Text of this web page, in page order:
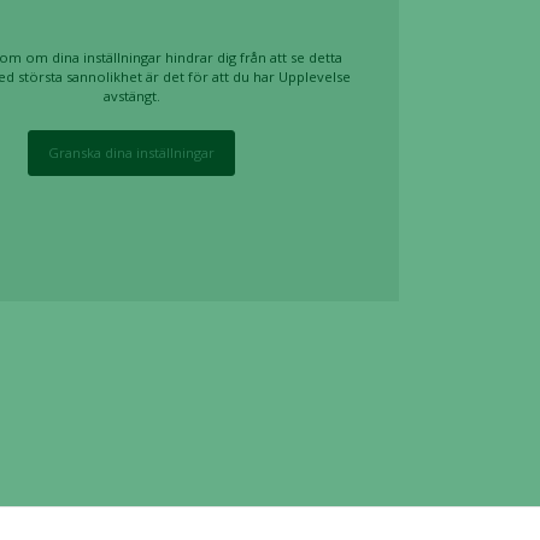
om dina inställningar hindrar dig från att se detta
största sannolikhet är det för att du har Upplevelse
avstängt.
Granska dina inställningar